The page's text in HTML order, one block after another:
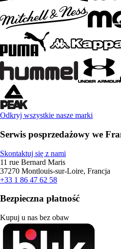
Odkryj wszystkie nasze marki
Serwis posprzedażowy we
Skontaktuj się z nami
11 rue Bernard Maris
37270 Montlouis-sur-Loire, Francja
+33 1 86 47 62 58
Bezpieczna płatność
Kupuj u nas bez obaw